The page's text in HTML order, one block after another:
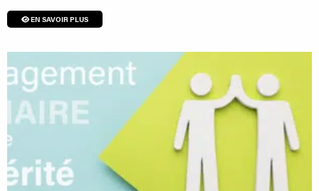
EN SAVOIR PLUS